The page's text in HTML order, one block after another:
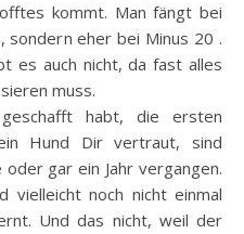
kommt. Man fängt bei
sondern eher bei Minus 20 .
es auch nicht, da fast alles
muss.
habt, die ersten
Hund Dir vertraut, sind
gar ein Jahr vergangen.
vielleicht noch nicht einmal
Und das nicht, weil der